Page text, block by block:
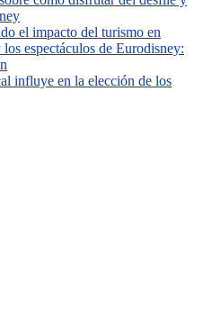
el impacto del turismo en
espectáculos de Eurodisney:
influye en la elección de los